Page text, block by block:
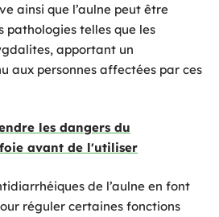
ainsi que l’aulne peut être
pathologies telles que les
apportant un
aux personnes affectées par ces
les dangers du
avant de l'utiliser
de l’aulne en font
réguler certaines fonctions